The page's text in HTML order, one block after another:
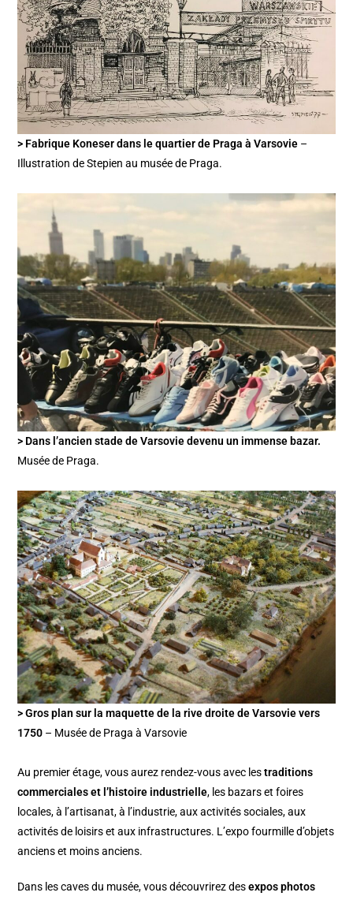
> Fabrique Koneser dans le quartier de Praga à Varsovie –
Illustration de Stepien au musée de Praga.
> Dans l’ancien stade de Varsovie devenu un immense bazar.
Musée de Praga.
> Gros plan sur la maquette de la rive droite de Varsovie vers
1750 – Musée de Praga à Varsovie
Au premier étage, vous aurez rendez-vous avec lestraditions
commerciales et l’histoire industrielle, les bazars et foires
locales, à l’artisanat, à l’industrie, aux activités sociales, aux
activités de loisirs et aux infrastructures. L’expo fourmille d’objets
anciens et moins anciens.
Dans les caves du musée, vous découvrirez desexpos photos